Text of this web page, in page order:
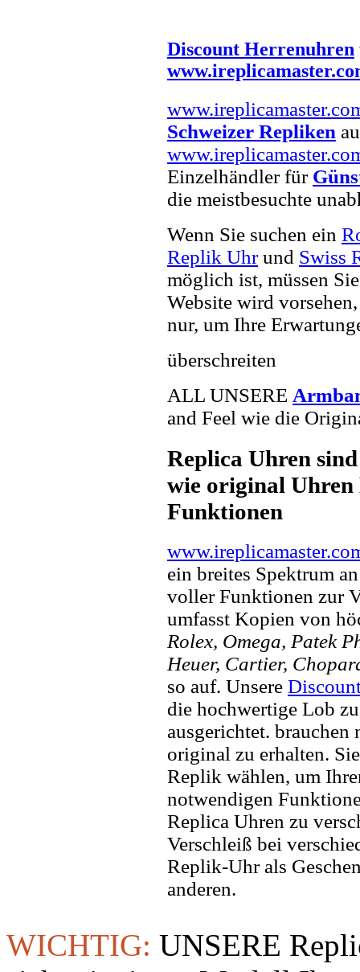
Discount Herrenuhren
Schweizer Repliken
Einzelhändler für
die meistbesuchte
Wenn Sie suchen ein
Replik Uhrund Swiss
möglich ist, müssen
Website wird
nur, um Ihre
überschreiten
ALL UNSERE
and Feel wie die
Replica Uhren
wie original Uhren
Funktionen
ein breites Spektrum
voller Funktionen zur
umfasst Kopien von
Rolex, Omega, Patek
Heuer, Cartier,
so auf. Unsere
die hochwertige Lob
ausgerichtet. brauchen
original zu erhalten.
Replik wählen, um
notwendigen
Replica Uhren zu
Verschleiß bei
Replik-Uhr als
anderen.
WICHTIG: UNSERE